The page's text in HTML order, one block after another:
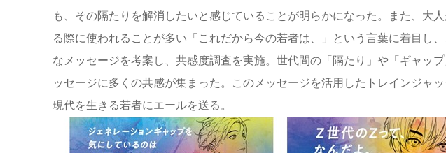
も、その隔たりを解消したいと感じていることが明らかになった。また、大
る際に使われることが多い「これだから今の若者は、」という言葉に着目し
なメッセージを考案し、共感度調査を実施。世代間の「隔たり」や「ギャッ
ッセージに多くの共感が集まった。このメッセージを活用したトレインジャ
現代を生きる若者にエールを送る。